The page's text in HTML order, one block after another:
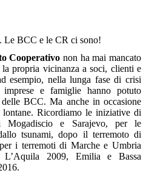
Le BCC e le CR ci sono!
Cooperativo non ha mai mancato
la propria vicinanza a soci, clienti e
esempio, nella lunga fase di crisi
e famiglie hanno potuto
BCC. Ma anche in occasione
Ricordiamo le iniziative di
e Sarajevo, per le
tsunami, dopo il terremoto di
i terremoti di Marche e Umbria
2009, Emilia e Bassa